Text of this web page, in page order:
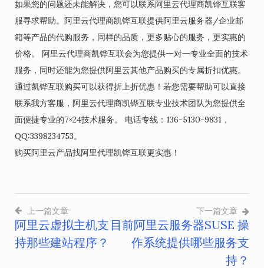
如果您的问题还未能解决，您可以联系阿里云代理商凯铧互联客
服寻求帮助。阿里云代理商凯铧互联提供阿里云服务器/企业邮
箱等产品的代购服务，同样的品质，更多贴心的服务，更实惠的
价格。 阿里云代理商凯铧互联会为您提供一对一专业全面的技术
服务，同时还能为您提供阿里云其他产品购买的专属折扣优惠。
通过凯铧互联购买可以获得折上折优惠！若您需要帮助可以直接
联系我方客服，阿里云代理商凯铧互联专业技术团队为您提供全
面便捷专业的7×24技术服务。 电话专线：136-5130-9831，
QQ:3398234753。
购买阿里云产品找阿里代理凯铧互联更实惠！
文
章
上一篇文章
阿里云虚拟主机支
持那些建站程序？
下一篇文章
目前阿里云服务器SUSE 操
作系统提供哪些服务支
持？